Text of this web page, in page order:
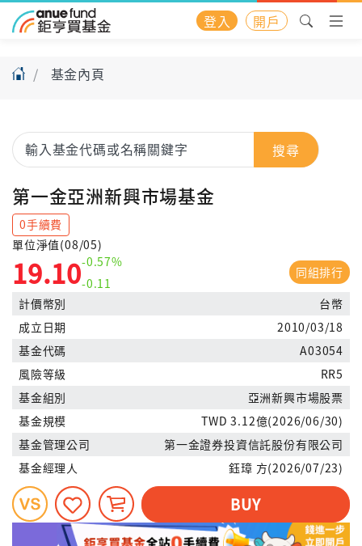
登入 開戶
基金內頁
搜尋
第一金亞洲新興市場基金
0手續費
單位淨值(08/05)
19.10-0.57%
-0.11
同組排行
計價幣別
台幣
成立日期
2010/03/18
基金代碼
A03054
風險等級
RR5
基金組別
亞洲新興市場股票
基金規模
TWD 3.12億(2026/06/30)
基金管理公司
第一金證券投資信託股份有限公司
基金經理人
鈺璋 方(2026/07/23)
BUY